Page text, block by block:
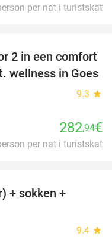
per nat i turistskat
2 in een comfort
wellness in Goes
9.3 star
282,94€
per nat i turistskat
+ sokken +
9.4 star